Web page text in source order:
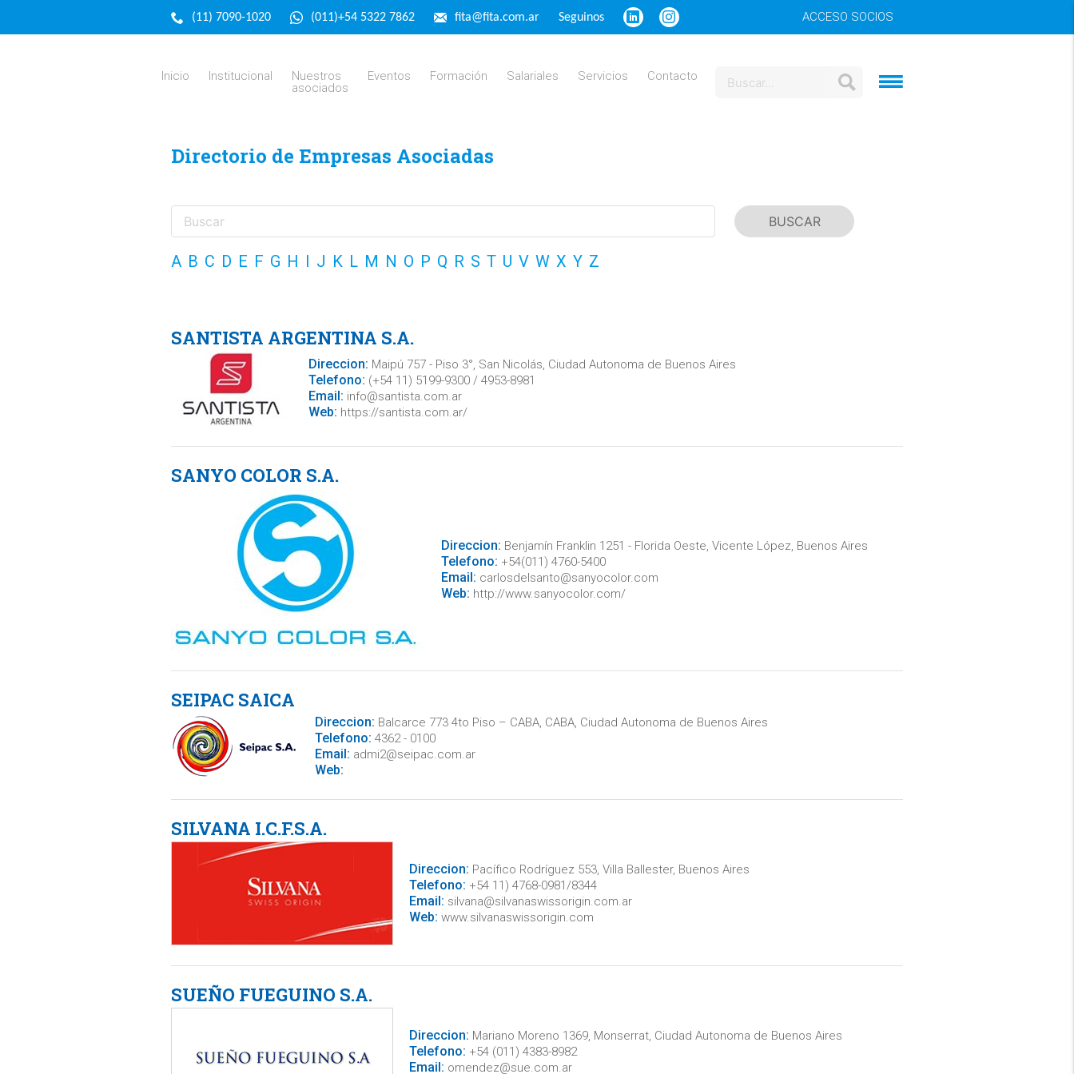
(11) 7090-1020 (011)+54 5322 7862 fita@fita.com.ar Seguinos ACCESO SOCIOS
Inicio Institucional
Nuestros
asociados
Eventos Formación Salariales Servicios Contacto
Directorio de Empresas Asociadas
A B C D E F G H I J K L M N O P Q R S T U V W X Y Z
SANTISTA ARGENTINA S.A.
Direccion: Maipú 757 - Piso 3°, San Nicolás, Ciudad Autonoma de Buenos Aires
Telefono: (+54 11) 5199-9300 / 4953-8981
Email: info@santista.com.ar
Web: https://santista.com.ar/
SANYO COLOR S.A.
Direccion: Benjamín Franklin 1251 - Florida Oeste, Vicente López, Buenos Aires
Telefono: +54(011) 4760-5400
Email: carlosdelsanto@sanyocolor.com
Web: http://www.sanyocolor.com/
SEIPAC SAICA
Direccion: Balcarce 773 4to Piso – CABA, CABA, Ciudad Autonoma de Buenos Aires
Telefono: 4362 - 0100
Email: admi2@seipac.com.ar
Web:
SILVANA I.C.F.S.A.
Direccion: Pacífico Rodríguez 553, Villa Ballester, Buenos Aires
Telefono: +54 11) 4768-0981/8344
Email: silvana@silvanaswissorigin.com.ar
Web: www.silvanaswissorigin.com
SUEÑO FUEGUINO S.A.
Direccion: Mariano Moreno 1369, Monserrat, Ciudad Autonoma de Buenos Aires
Telefono: +54 (011) 4383-8982
Email: omendez@sue.com.ar